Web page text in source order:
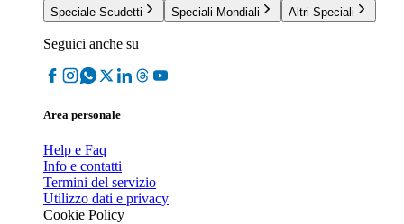
Speciale Scudetti
Speciali Mondiali Altri Speciali
Seguici anche su
Area personale
Help e Faq
Info e contatti
Termini del servizio
Utilizzo dati e privacy
Cookie Policy